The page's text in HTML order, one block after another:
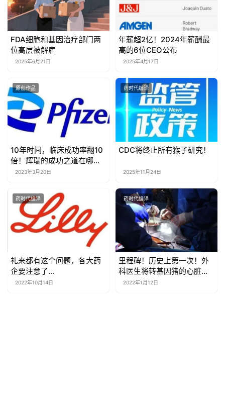
FDA细胞和基因治疗部门两
位高层被解雇
2025年6月21日
年薪超2亿！2024年薪酬最
高的6位CEO公布
2025年4月17日
原创作品
10年时间，临床成功率翻10
倍！辉瑞的成功之道在哪
里？
2023年3月20日
药时代编译
CDC将终止所有猴子研究！
2025年11月24日
药时代编译
礼来都有这个问题，各大药
企要注意了…
2022年10月14日
药时代编译
里程碑！历史上第一次！外
科医生将转基因猪的心脏成
功地移植到垂死的病人体内
2022年1月12日